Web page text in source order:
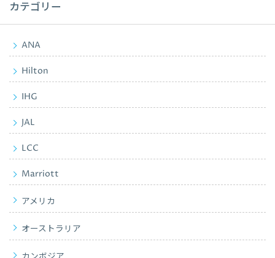
カテゴリー
ANA
Hilton
IHG
JAL
LCC
Marriott
アメリカ
オーストラリア